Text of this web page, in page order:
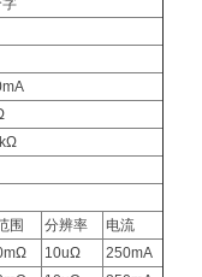
围 分辨率
电流
10uΩ
250mA